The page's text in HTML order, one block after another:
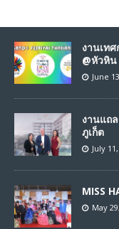
งานเท
@หัวหิน
June
งานแถ
ภูเก็ต
July
MISS
May